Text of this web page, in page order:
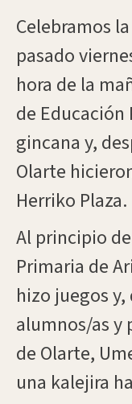
Celebramos
pasado
hora de la
de
gincana y,
Olarte
Herriko Plaza.
Al principio
Primaria de
hizo juegos
alumnos/as y
de Olarte,
una kalejira